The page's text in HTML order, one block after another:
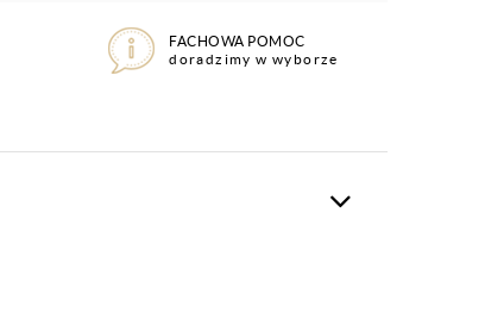
FACHOWA POMOC
doradzimy w wyborze